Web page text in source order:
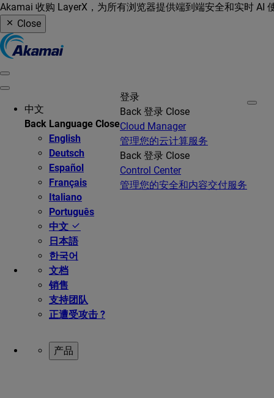
Akamai 收购 LayerX，为所有浏览器提供端到端安全和实时 AI
Close
中文
Back Language Close
English
Deutsch
Español
Français
Italiano
Português
中文
日本語
한국어
文档
销售
支持团队
正遭受攻击 ?
登录
Back 登录 Close
Cloud Manager
管理您的云计算服务
Back 登录 Close
Control Center
管理您的安全和内容交付服务
产品